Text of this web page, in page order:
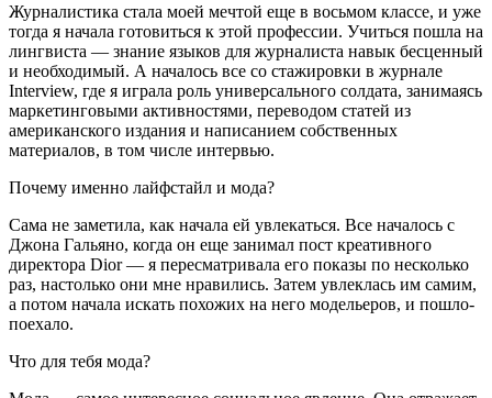
Журналистика стала моей мечтой еще в восьмом классе, и уже
тогда я начала готовиться к этой профессии. Учиться пошла на
лингвиста — знание языков для журналиста навык бесценный
и необходимый. А началось все со стажировки в журнале
Interview, где я играла роль универсального солдата, занимаясь
маркетинговыми активностями, переводом статей из
американского издания и написанием собственных
материалов, в том числе интервью.
Почему именно лайфстайл и мода?
Сама не заметила, как начала ей увлекаться. Все началось с
Джона Гальяно, когда он еще занимал пост креативного
директора Dior — я пересматривала его показы по несколько
раз, настолько они мне нравились. Затем увлеклась им самим,
а потом начала искать похожих на него модельеров, и пошло-
поехало.
Что для тебя мода?